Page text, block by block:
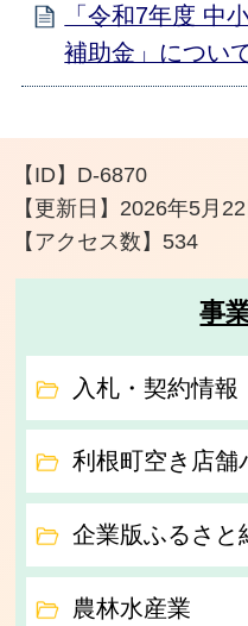
「令和7年度 中
補助金」につい
【ID】 D-6870
【更新日】 2026年5月22
【アクセス数】 534
事
入札・契約情報
利根町空き店舗
企業版ふるさと
農林水産業